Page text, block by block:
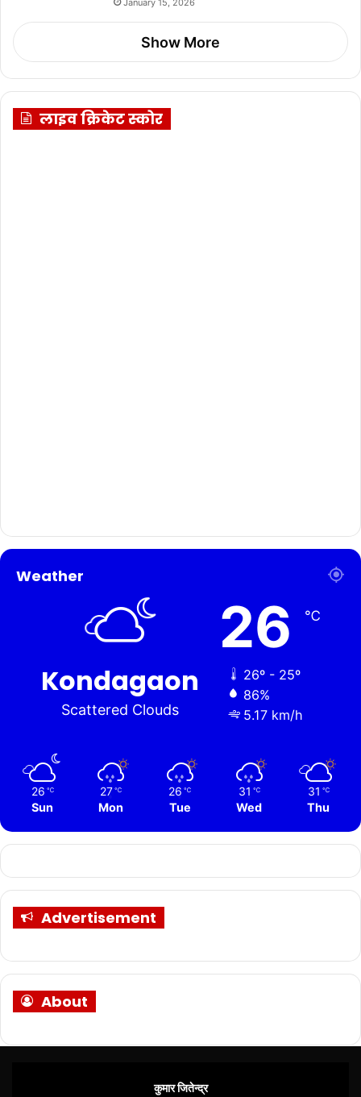
January 15, 2026
Show More
लाइव क्रिकेट स्कोर
Weather
Kondagaon
Scattered Clouds
26 ℃
26º - 25º
86%
5.17 km/h
26 ℃
Sun
27 ℃
Mon
26 ℃
Tue
31 ℃
Wed
31 ℃
Thu
Advertisement
About
कुमार जितेन्द्र